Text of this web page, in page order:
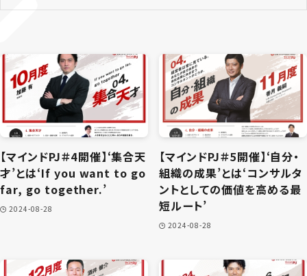
【マインドPJ＃4開催】‘集合天
才’とは‘If you want to go
far, go together.’
2024-08-28
【マインドPJ＃5開催】‘自分・
組織の成果’とは‘コンサルタ
ントとしての価値を高める最
短ルート’
2024-08-28